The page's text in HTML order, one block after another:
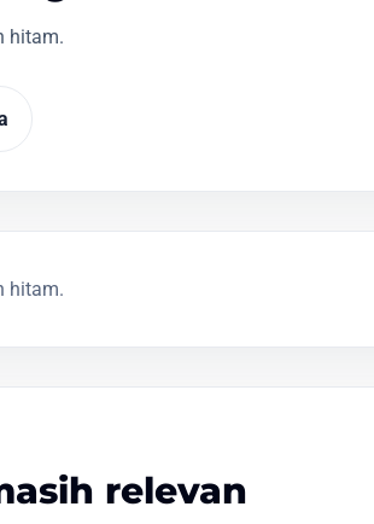
hitam.
hitam.
relevan